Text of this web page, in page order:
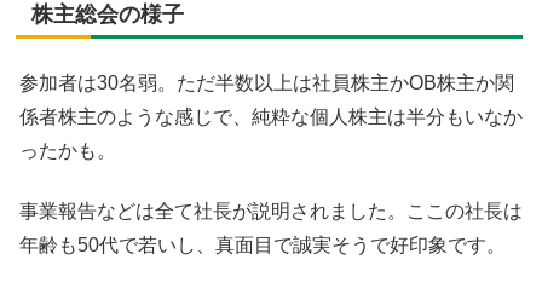
株主総会の様子
参加者は30名弱。ただ半数以上は社員株主かOB株主か関
係者株主のような感じで、純粋な個人株主は半分もいなか
ったかも。
事業報告などは全て社長が説明されました。ここの社長は
年齢も50代で若いし、真面目で誠実そうで好印象です。